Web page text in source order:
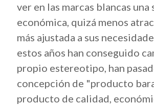
ver en las marcas blancas
económica, quizá menos
más ajustada a sus
estos años han conseguido
propio estereotipo, han
concepción de "producto
producto de calidad,